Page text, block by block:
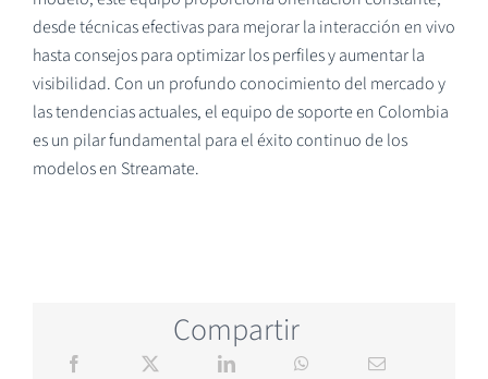
desde técnicas efectivas para mejorar la interacción en vivo
hasta consejos para optimizar los perfiles y aumentar la
visibilidad. Con un profundo conocimiento del mercado y
las tendencias actuales, el equipo de soporte en Colombia
es un pilar fundamental para el éxito continuo de los
modelos en Streamate.
Compartir